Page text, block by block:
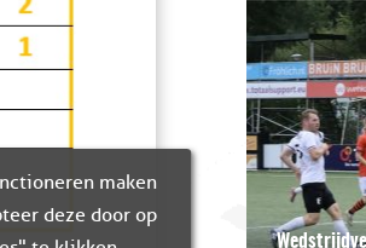
maken
deze door op